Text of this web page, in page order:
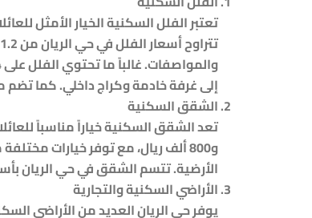
تعتبر الفلل السكنية الخيار الأمثل
إلى غرفة خادمة وكراج داخلي. كما
الشقق السكنية
و800 ألف ريال، مع توفر خيارات
الأرضية. تتسم الشقق في حي الريان
الأراضي السكنية والتجارية